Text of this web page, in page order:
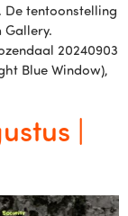
De tentoonstelling
Gallery.
20240903
Blue Window),
|